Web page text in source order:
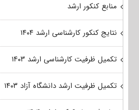
منابع کنکور ارشد
نتایج کنکور کارشناسی ارشد ۱۴۰۴
تکمیل ظرفیت کارشناسی ارشد ۱۴۰۳
تکمیل ظرفیت ارشد دانشگاه آزاد ۱۴۰۳